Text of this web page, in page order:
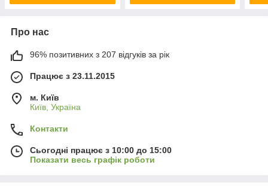
Про нас
96% позитивних з 207 відгуків за рік
Працює з 23.11.2015
м. Київ
Київ, Україна
Контакти
Сьогодні працює з 10:00 до 15:00
Показати весь графік роботи